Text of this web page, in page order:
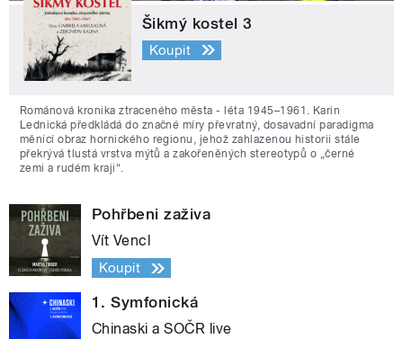
Šikmý kostel 3
Koupit
Románová kronika ztraceného města - léta 1945–1961. Karin
Lednická předkládá do značné míry převratný, dosavadní paradigma
měnící obraz hornického regionu, jehož zahlazenou historii stále
překrývá tlustá vrstva mýtů a zakořeněných stereotypů o „černé
zemi a rudém kraji“.
Pohřbeni zaživa
Vít Vencl
Koupit
1. Symfonická
Chinaski a SOČR live